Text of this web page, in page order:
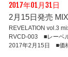
2017年01月31日
2月15日発売
REVELATION vol.3
RVCD-003 ■レーベ
2017年2月15日 ■価